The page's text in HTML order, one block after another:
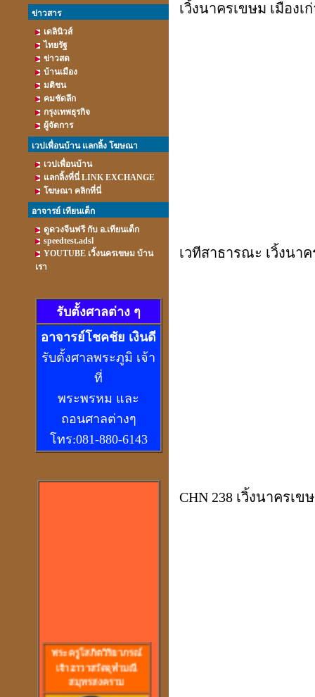
ข่าวสาร
เดลินิวส์
ไทยรัฐ
ข่าวสด
บ้านเมือง
มติชน
คมชัดลึก
กรุงเทพธุรกิจ
ผู้จัดการ
เวปเพื่อนบ้าน แลกลิ้ง โฆษณา
เวปเพื่อนบ้าน
แลกลิ้งที่นี่ LINK EXCHANGE
โฆษณา คลิกที่นี่
อาจารย์ เทียนเต็ก
ดูดวงจีนฟรี กับ อ.เทียนเต็ก
speedtest.adsl
YOUTUBE เวิ้งนครเขษม บ้าน
เรา
รับตั้งศาลต่าง ๆ
อาจารย์โชคชัย เงินดี
รับตั้งศาลพระภูมิ เจ้า
ที่
พระพรหม และ
ถอนศาลต่างๆ
โทร:081-880-6143
พระครูโสภิตวิริยาภรณ์
เจ้าอาวาสวัดจุฬามณี
สมุทรสงคราม
เวิ้งนาครเขษม เมืองเ
เวทีสาธารณะ เวิ้งนา
CHN 238 เวิ้งนาครเข